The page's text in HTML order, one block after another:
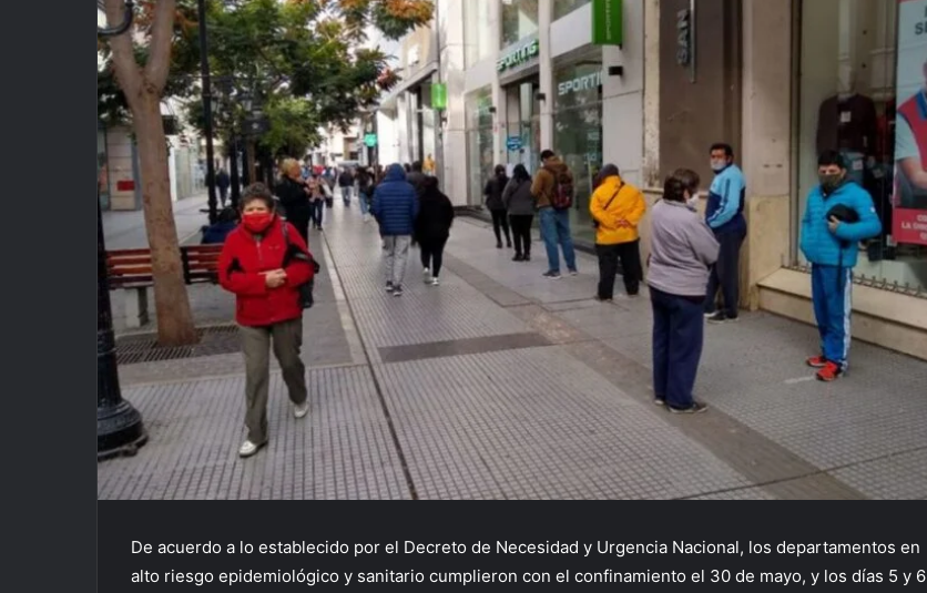
De acuerdo a lo establecido por el Decreto de Necesidad y Urgencia Nacional, los departamentos en
alto riesgo epidemiológico y sanitario cumplieron con el confinamiento el 30 de mayo, y los días 5 y 6